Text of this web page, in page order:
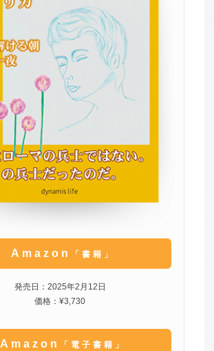
Amazon 「書籍」
発売日：2025年2月12日
価格：¥3,730
Amazon 「電子書籍」